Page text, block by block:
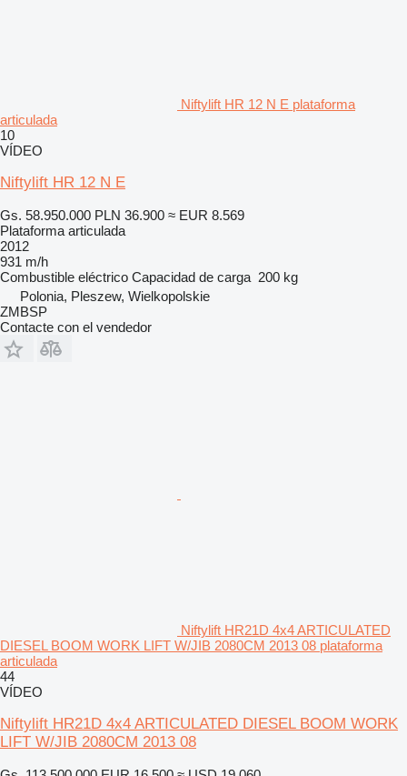
Niftylift HR 12 N E plataforma
articulada
10
VÍDEO
Niftylift HR 12 N E
Gs. 58.950.000 PLN 36.900 ≈ EUR 8.569
Plataforma articulada
2012
931 m/h
Combustible eléctrico Capacidad de carga 200 kg
Polonia, Pleszew, Wielkopolskie
ZMBSP
Contacte con el vendedor
Niftylift HR21D 4x4 ARTICULATED
DIESEL BOOM WORK LIFT W/JIB 2080CM 2013 08 plataforma
articulada
44
VÍDEO
Niftylift HR21D 4x4 ARTICULATED DIESEL BOOM WORK
LIFT W/JIB 2080CM 2013 08